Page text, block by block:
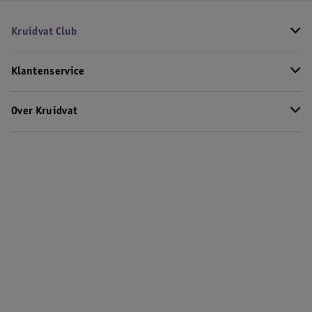
Kruidvat Club
Klantenservice
Over Kruidvat